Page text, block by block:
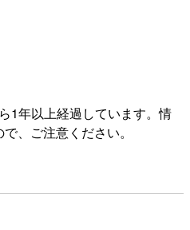
1年以上経過しています。情
、ご注意ください。